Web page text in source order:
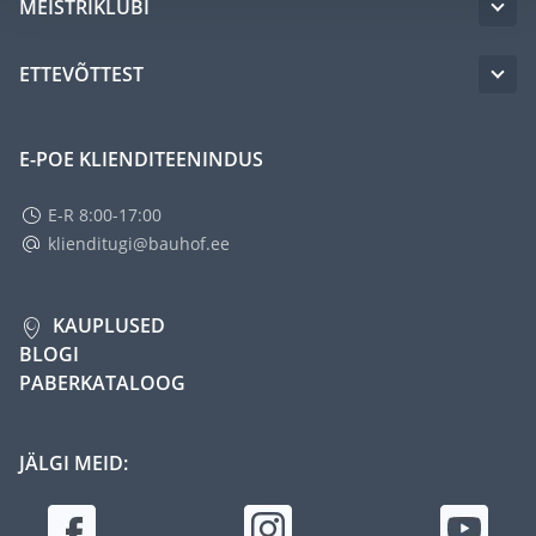
MEISTRIKLUBI
ETTEVÕTTEST
E-POE KLIENDITEENINDUS
E-R 8:00-17:00
klienditugi@bauhof.ee
KAUPLUSED
BLOGI
PABERKATALOOG
JÄLGI MEID: